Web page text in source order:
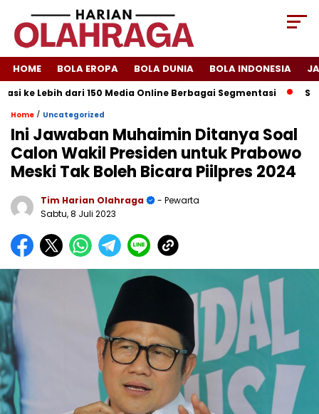
HOME BOLA EROPA BOLA DUNIA BOLA INDONESIA
Lebih dari 150 Media Online Berbagai Segmentasi
Home / Uncategorized
Ini Jawaban Muhaimin Ditanya Soal
Calon Wakil Presiden untuk Prabowo
Meski Tak Boleh Bicara Piilpres 2024
Tim Harian Olahraga
- Pewarta
Sabtu, 8 Juli 2023